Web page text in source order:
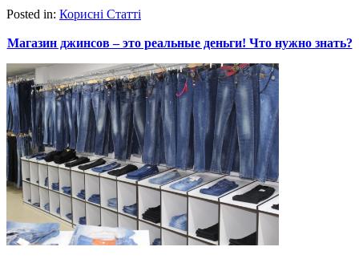
Posted in: Корисні Статті
Магазин джинсов – это реальные деньги! Что нужно знать?